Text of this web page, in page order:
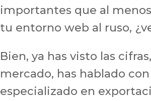
importantes que al
tu entorno web al ruso,
Bien, ya has visto las
mercado, has hablado
especializado en